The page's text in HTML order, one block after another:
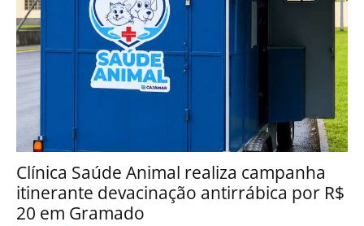
Clínica Saúde Animal realiza campanha
itinerante devacinação antirrábica por R$
20 em Gramado